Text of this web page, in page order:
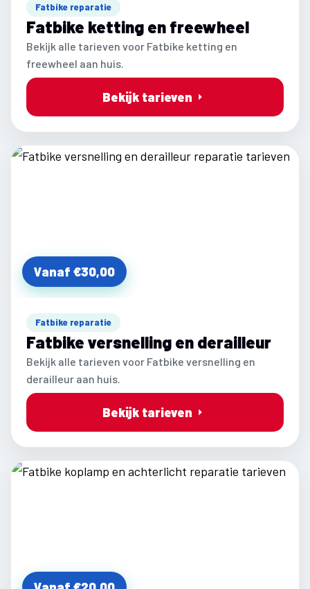
Fatbike reparatie
Fatbike ketting en freewheel
Bekijk alle tarieven voor Fatbike ketting en
freewheel aan huis.
Bekijk tarieven
Vanaf €30,00
Fatbike reparatie
Fatbike versnelling en derailleur
Bekijk alle tarieven voor Fatbike versnelling en
derailleur aan huis.
Bekijk tarieven